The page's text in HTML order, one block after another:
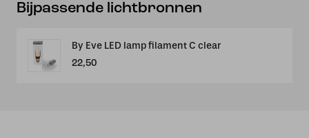
Bijpassende lichtbronnen
By Eve LED lamp filament C clear
22,50